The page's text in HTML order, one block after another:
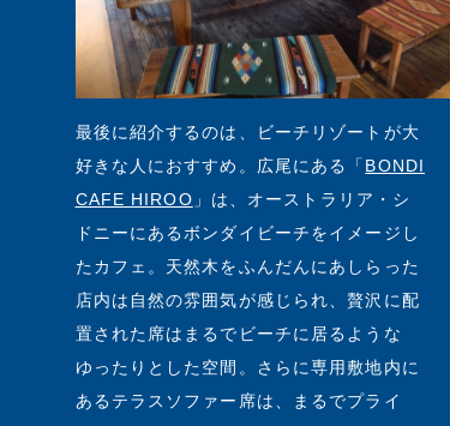
最後に紹介するのは、ビーチリゾートが大
好きな人におすすめ。広尾にある「 BONDI
CAFE HIROO 」は、オーストラリア・シ
ドニーにあるボンダイビーチをイメージし
たカフェ。天然木をふんだんにあしらった
店内は自然の雰囲気が感じられ、贅沢に配
置された席はまるでビーチに居るような
ゆったりとした空間。さらに専用敷地内に
あるテラスソファー席は、まるでプライ